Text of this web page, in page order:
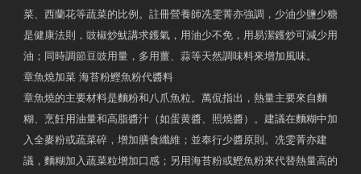
菜、西蘭花等蔬菜的比例。註冊營養師冼雯菁亦強調，少油少鹽少糖
是健康法則，豉椒炒魷講求鑊氣，用油少不免，用易潔鑊炒可減少用
油；同時調節豆豉用量，多用薑、蒜等天然調味料來增加風味。
章魚燒加菜 海苔粉鰹魚粉代醬料
章魚燒的主要材料是麵粉和八爪魚粒。萬侃指出，熱量主要來自麵
糊、烹飪用油量和高脂醬汁（如蛋黄醬、照燒醬）。建議在麵糊中加
入全麥粉或蔬菜碎，增加膳食纖維；並奉行少醬原則。冼雯菁亦建
議，麵糊加入蔬菜粒增加口感；另用海苔粉或鰹魚粉來代替熱量高的